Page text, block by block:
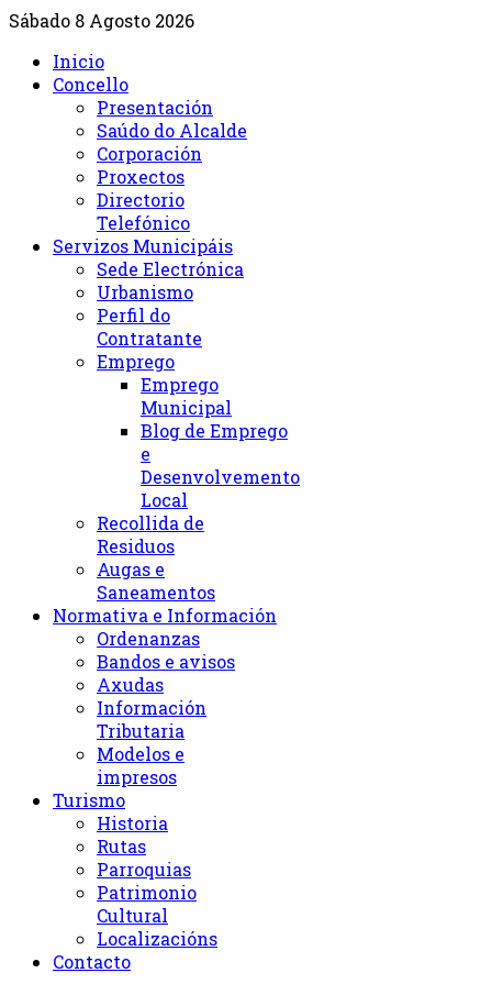
Sábado 8 Agosto 2026
Inicio
Concello
Presentación
Saúdo do Alcalde
Corporación
Proxectos
Directorio
Telefónico
Servizos Municipáis
Sede Electrónica
Urbanismo
Perfil do
Contratante
Emprego
Emprego
Municipal
Blog de Emprego
e
Desenvolvemento
Local
Recollida de
Residuos
Augas e
Saneamentos
Normativa e Información
Ordenanzas
Bandos e avisos
Axudas
Información
Tributaria
Modelos e
impresos
Turismo
Historia
Rutas
Parroquias
Patrimonio
Cultural
Localizacións
Contacto